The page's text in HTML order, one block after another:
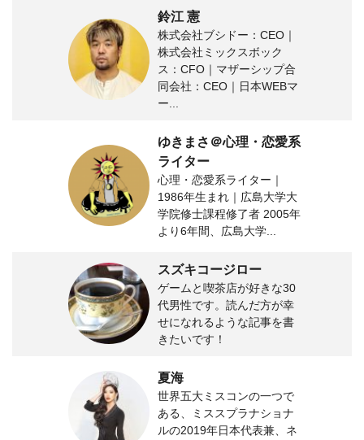
鈴江 憲
株式会社ブシドー：CEO｜
株式会社ミックスボック
ス：CFO｜マザーシップ合
同会社：CEO｜日本WEBマ
ー...
ゆきまさ＠心理・恋愛系
ライター
心理・恋愛系ライター｜
1986年生まれ｜広島大学大
学院修士課程修了者 2005年
より6年間、広島大学...
スズキコージロー
ゲームと喫茶店が好きな30
代男性です。読んだ方が幸
せになれるような記事を書
きたいです！
夏海
世界五大ミスコンの一つで
ある、ミススプラナショナ
ルの2019年日本代表兼、ネ